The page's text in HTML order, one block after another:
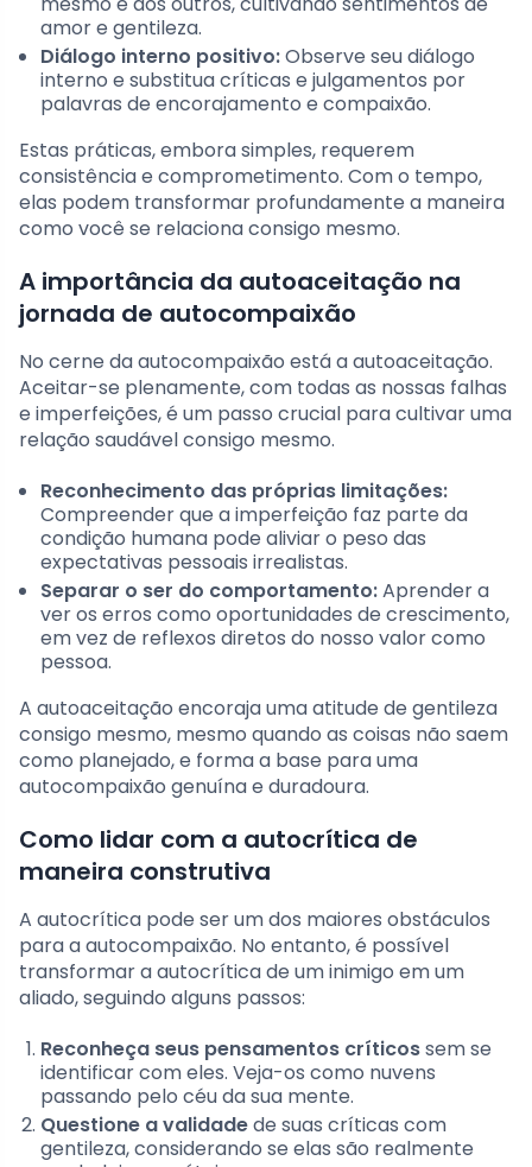
amor e gentileza.
Diálogo interno positivo:Observe seu diálogo
interno e substitua críticas e julgamentos por
palavras de encorajamento e compaixão.
Estas práticas, embora simples, requerem
consistência e comprometimento. Com o tempo,
elas podem transformar profundamente a maneira
como você se relaciona consigo mesmo.
A importância da autoaceitação na
jornada de autocompaixão
No cerne da autocompaixão está a autoaceitação.
Aceitar-se plenamente, com todas as nossas falhas
e imperfeições, é um passo crucial para cultivar uma
relação saudável consigo mesmo.
Reconhecimento das próprias limitações:
Compreender que a imperfeição faz parte da
condição humana pode aliviar o peso das
expectativas pessoais irrealistas.
Separar o ser do comportamento:Aprender a
ver os erros como oportunidades de crescimento,
em vez de reflexos diretos do nosso valor como
pessoa.
A autoaceitação encoraja uma atitude de gentileza
consigo mesmo, mesmo quando as coisas não saem
como planejado, e forma a base para uma
autocompaixão genuína e duradoura.
Como lidar com a autocrítica de
maneira construtiva
A autocrítica pode ser um dos maiores obstáculos
para a autocompaixão. No entanto, é possível
transformar a autocrítica de um inimigo em um
aliado, seguindo alguns passos:
Reconheça seus pensamentos críticossem se
identificar com eles. Veja-os como nuvens
passando pelo céu da sua mente.
Questione a validadede suas críticas com
gentileza, considerando se elas são realmente